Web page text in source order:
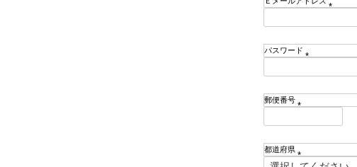
)
須
)
パスワード
須
)
郵便番号
須
)
都道府県